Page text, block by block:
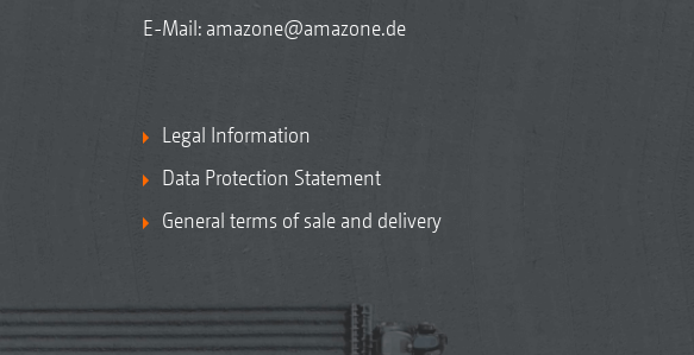
E-Mail: amazone@amazone.de
Legal Information
Data Protection Statement
General terms of sale and delivery